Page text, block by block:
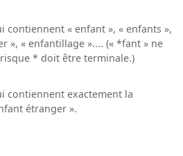
contiennent « enfant », « enfants »,
», « enfantillage ».... (« *fant » ne
* doit être terminale.)
contiennent exactement la
étranger ».